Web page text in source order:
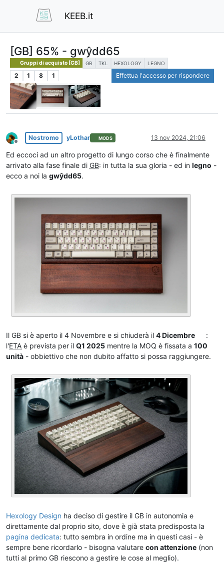
KEEB.it
[GB] 65% - gwŷdd65
Gruppi di acquisto [GB] GB TKL HEXOLOGY LEGNO
2 1 8 1 Effettua l'accesso per rispondere
Non in linea
Nostromo yLothar MODS 13 nov 2024, 21:06
Ed eccoci ad un altro progetto di lungo corso che è finalmente
arrivato alla fase finale di GB: in tutta la sua gloria - ed in legno -
ecco a noi la gwŷdd65.
Il GB si è aperto il 4 Novembre e si chiuderà il 4 Dicembre
:
l'ETA è prevista per il Q1 2025 mentre la MOQ è fissata a 100
unità - obbiettivo che non dubito affatto si possa raggiungere.
Hexology Design ha deciso di gestire il GB in autonomia e
direttamente dal proprio sito, dove è già stata predisposta la
pagina dedicata: tutto sembra in ordine ma in questi casi - è
sempre bene ricordarlo - bisogna valutare con attenzione (non
tutti al primo GB riescono a gestire le cose al meglio).